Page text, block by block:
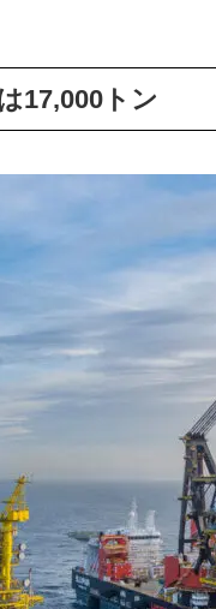
17,000トン